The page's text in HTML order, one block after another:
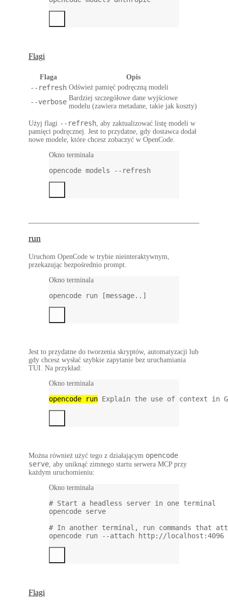
Flagi
Flaga Opis
--refresh Odśwież pamięć podręczną modeli
--verbose Bardziej szczegółowe dane wyjściowe
modelu (zawiera metadane, takie jak koszty)
Użyj flagi --refresh , aby zaktualizować listę modeli w
pamięci podręcznej. Jest to przydatne, gdy dostawca dodał
nowe modele, które chcesz zobaczyć w OpenCode.
Okno terminala
opencode models --refresh
run
Uruchom OpenCode w trybie nieinteraktywnym,
przekazując bezpośrednio prompt.
Okno terminala
opencode run [message..]
Jest to przydatne do tworzenia skryptów, automatyzacji lub
gdy chcesz wysłać szybkie zapytanie bez uruchamiania
TUI. Na przykład:
Okno terminala
opencode run Explain the use of context in
Można również użyć tego z działającym opencode
serve , aby uniknąć zimnego startu serwera MCP przy
każdym uruchomieniu:
Okno terminala
# Start a headless server in one terminal
opencode serve
# In another terminal, run commands that
opencode
run --attach http://localhost:4096
Flagi